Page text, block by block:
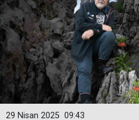
09:43
29 Nisan 2025